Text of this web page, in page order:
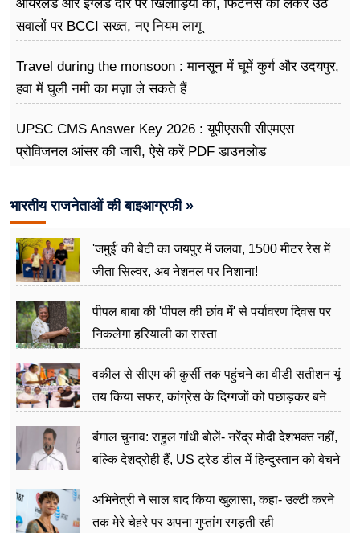
आयरलैंड और इंग्लैंड दौरे पर खिलाड़ियों की, फिटनेस को लेकर उठे
सवालों पर BCCI सख्त, नए नियम लागू
Travel during the monsoon : मानसून में घूमें कुर्ग और उदयपुर,
हवा में घुली नमी का मज़ा ले सकते हैं
UPSC CMS Answer Key 2026 : यूपीएससी सीएमएस
प्रोविजनल आंसर की जारी, ऐसे करें PDF डाउनलोड
भारतीय राजनेताओं की बाइआग्रफी »
'जमुई' की बेटी का जयपुर में जलवा, 1500 मीटर रेस में
जीता सिल्वर, अब नेशनल पर निशाना!
पीपल बाबा की 'पीपल की छांव में' से पर्यावरण दिवस पर
निकलेगा हरियाली का रास्ता
वकील से सीएम की कुर्सी तक पहुंचने का वीडी सतीशन यूं
तय किया सफर, कांग्रेस के दिग्गजों को पछाड़कर बने
बंगाल चुनाव: राहुल गांधी बोलें- नरेंद्र मोदी देशभक्त नहीं,
बल्कि देशद्रोही हैं, US ट्रेड डील में हिन्दुस्तान को बेचने
अभिनेत्री ने साल बाद किया खुलासा, कहा- उल्टी करने
तक मेरे चेहरे पर अपना गुप्तांग रगड़ती रही